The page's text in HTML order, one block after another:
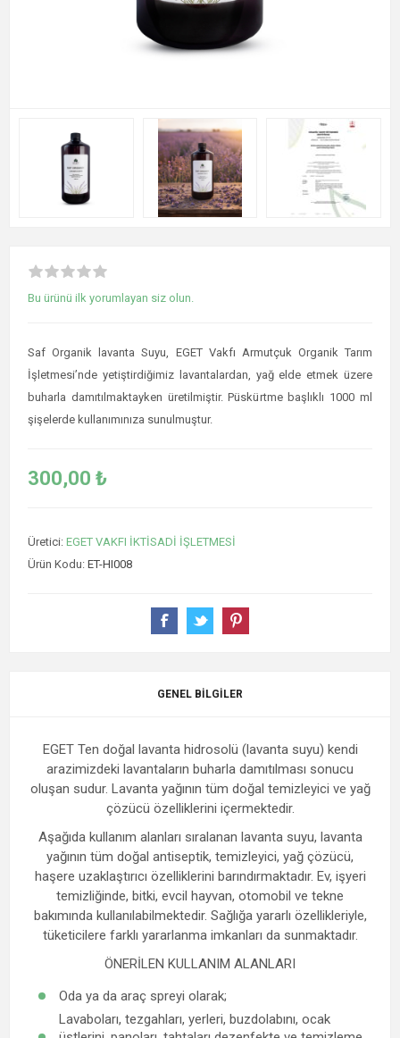
Bu ürünü ilk yorumlayan siz olun.
Saf Organik lavanta Suyu, EGET Vakfı Armutçuk Organik Tarım
İşletmesi’nde yetiştirdiğimiz lavantalardan, yağ elde etmek üzere
buharla damıtılmaktayken üretilmiştir. Püskürtme başlıklı 1000 ml
şişelerde kullanımınıza sunulmuştur.
300,00 ₺
Üretici: EGET VAKFI İKTİSADİ İŞLETMESİ
Ürün Kodu: ET-HI008
GENEL BILGILER
EGET Ten doğal lavanta hidrosolü (lavanta suyu) kendi
arazimizdeki lavantaların buharla damıtılması sonucu
oluşan sudur. Lavanta yağının tüm doğal temizleyici ve yağ
çözücü özelliklerini içermektedir.
Aşağıda kullanım alanları sıralanan lavanta suyu, lavanta
yağının tüm doğal antiseptik, temizleyici, yağ çözücü,
haşere uzaklaştırıcı özelliklerini barındırmaktadır. Ev, işyeri
temizliğinde, bitki, evcil hayvan, otomobil ve tekne
bakımında kullanılabilmektedir. Sağlığa yararlı özellikleriyle,
tüketicilere farklı yararlanma imkanları da sunmaktadır.
ÖNERİLEN KULLANIM ALANLARI
Oda ya da araç spreyi olarak;
Lavaboları, tezgahları, yerleri, buzdolabını, ocak